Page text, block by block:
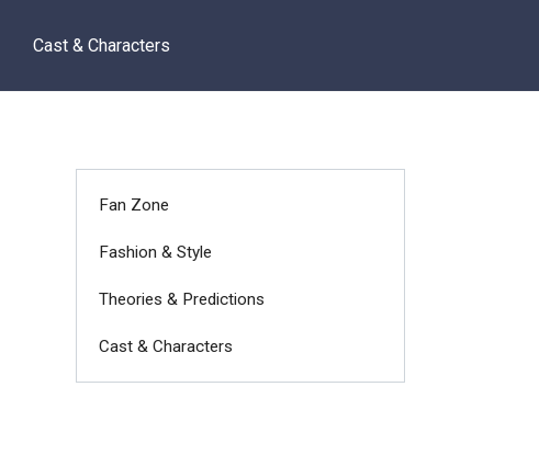
Cast & Characters
Fan Zone
Fashion & Style
Theories & Predictions
Cast & Characters